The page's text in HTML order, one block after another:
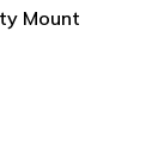
Mount